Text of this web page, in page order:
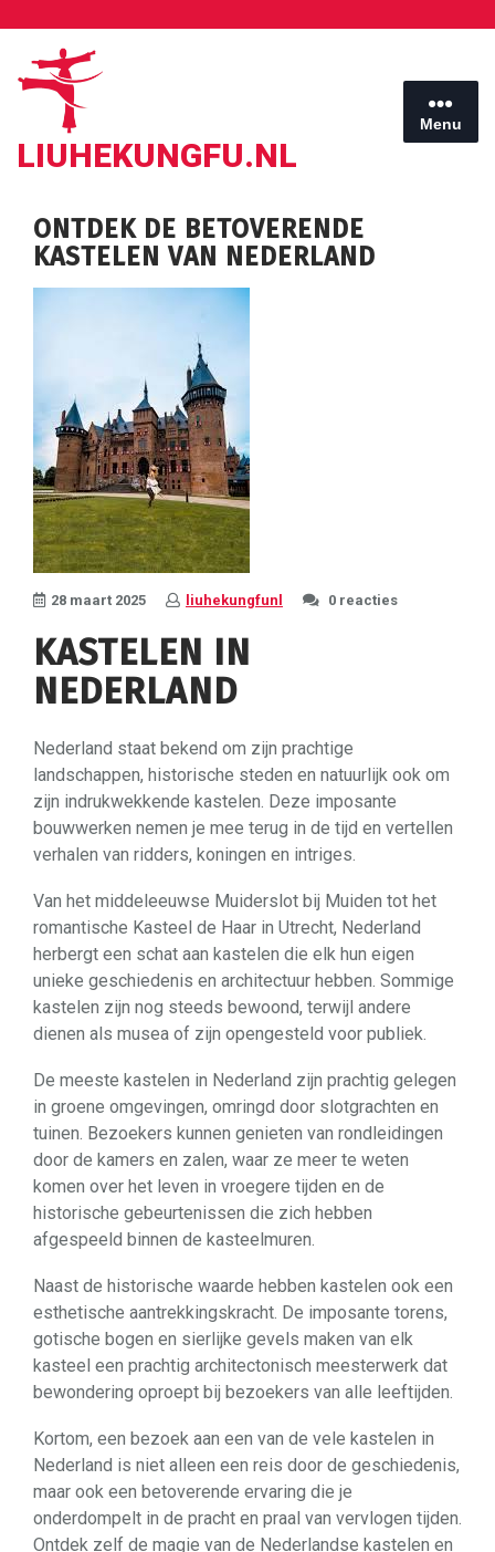
inhoud
LIUHEKUNGFU.NL
Menu
ONTDEK DE BETOVERENDE
KASTELEN VAN NEDERLAND
28 maart 2025 liuhekungfunl 0 reacties
KASTELEN IN
NEDERLAND
Nederland staat bekend om zijn prachtige
landschappen, historische steden en natuurlijk ook om
zijn indrukwekkende kastelen. Deze imposante
bouwwerken nemen je mee terug in de tijd en vertellen
verhalen van ridders, koningen en intriges.
Van het middeleeuwse Muiderslot bij Muiden tot het
romantische Kasteel de Haar in Utrecht, Nederland
herbergt een schat aan kastelen die elk hun eigen
unieke geschiedenis en architectuur hebben. Sommige
kastelen zijn nog steeds bewoond, terwijl andere
dienen als musea of zijn opengesteld voor publiek.
De meeste kastelen in Nederland zijn prachtig gelegen
in groene omgevingen, omringd door slotgrachten en
tuinen. Bezoekers kunnen genieten van rondleidingen
door de kamers en zalen, waar ze meer te weten
komen over het leven in vroegere tijden en de
historische gebeurtenissen die zich hebben
afgespeeld binnen de kasteelmuren.
Naast de historische waarde hebben kastelen ook een
esthetische aantrekkingskracht. De imposante torens,
gotische bogen en sierlijke gevels maken van elk
kasteel een prachtig architectonisch meesterwerk dat
bewondering oproept bij bezoekers van alle leeftijden.
Kortom, een bezoek aan een van de vele kastelen in
Nederland is niet alleen een reis door de geschiedenis,
maar ook een betoverende ervaring die je
onderdompelt in de pracht en praal van vervlogen tijden.
Ontdek zelf de magie van de Nederlandse kastelen en